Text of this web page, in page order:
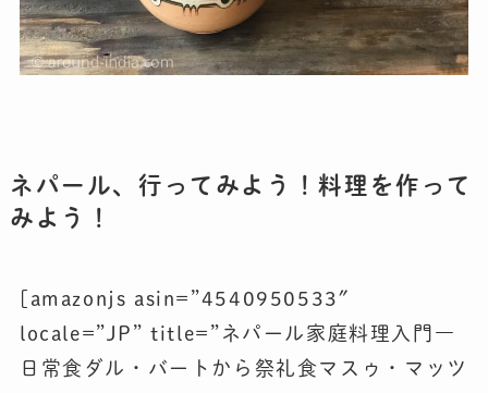
ネパール、行ってみよう！料理を作って
みよう！
[amazonjs asin=”4540950533″
locale=”JP” title=”ネパール家庭料理入門―
日常食ダル・バートから祭礼食マスゥ・マッツ